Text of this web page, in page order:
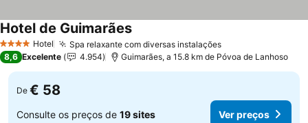
4 EstrelasHotel Spa relaxante com diversas instalaçõesVer preços
Hotel de GuimarãesVer preços
8,6 Excelente 4.954 Guimarães, a 15.8 km de Póvoa de Lanhoso
De € 58
Consulte os preços de 19 sites Ver preços